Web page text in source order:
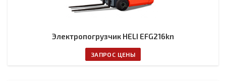
Электропогрузчик HELI EFG216kn
ЗАПРОС ЦЕНЫ